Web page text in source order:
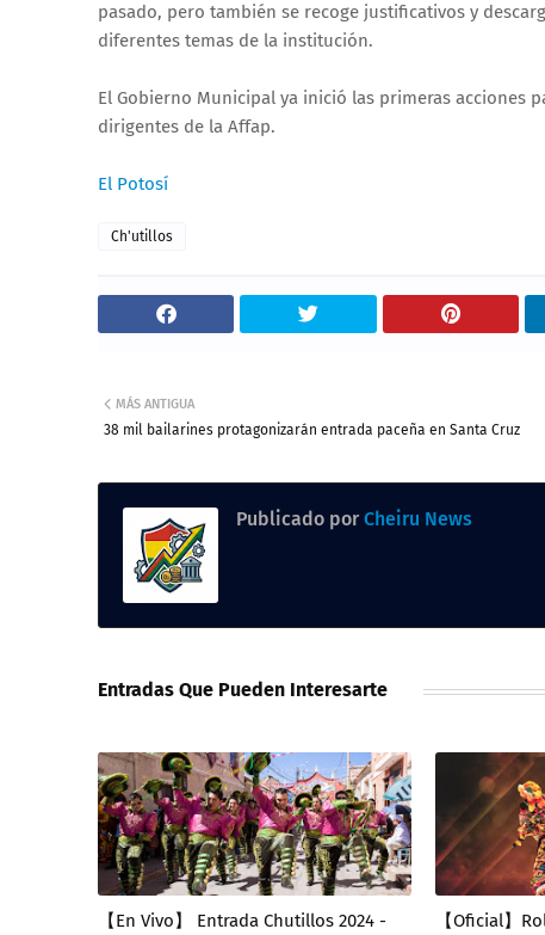
pasado, pero también se recoge justificativos y
diferentes temas de la institución.
El Gobierno Municipal ya inició las primeras
dirigentes de la Affap.
El Potosí
Ch'utillos
MÁS ANTIGUA
38 mil bailarines protagonizarán entrada paceña en Santa Cruz
Publicado por Cheiru News
Entradas Que Pueden Interesarte
【En Vivo】 Entrada Chutillos 2024 -
【Oficial】